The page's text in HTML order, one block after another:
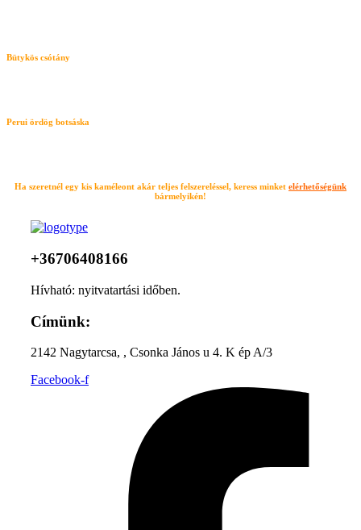
Bütykös csótány
Perui ördög botsáska
Ha szeretnél egy kis kaméleont akár teljes felszereléssel, keress minket elérhetőségünk
bármelyikén!
+36706408166
Hívható: nyitvatartási időben.
Címünk:
2142 Nagytarcsa, , Csonka János u 4. K ép A/3
Facebook-f